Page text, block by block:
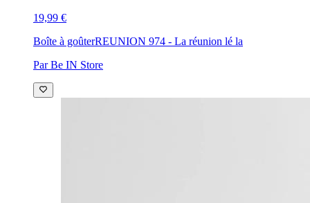
19,99 €
Boîte à goûterREUNION 974 - La réunion lé la
Par Be IN Store